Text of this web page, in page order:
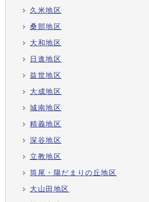
久米地区
桑部地区
大和地区
日進地区
益世地区
大成地区
城南地区
精義地区
深谷地区
立教地区
筒尾・陽だまりの丘地区
大山田地区